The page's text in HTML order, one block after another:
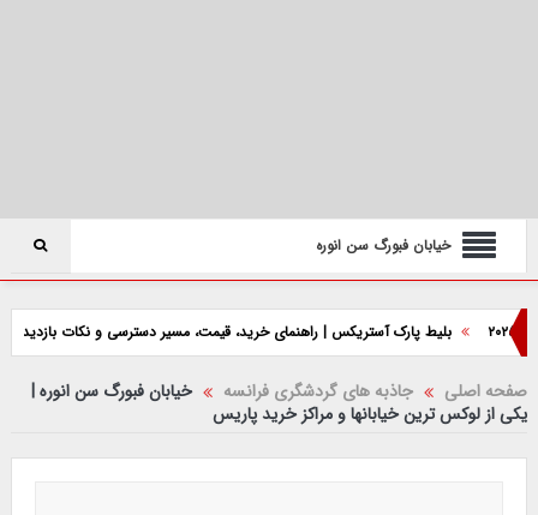
خیابان فبورگ سن انوره
بلیط پارک آستریکس | راهنمای خرید، قیمت، مسیر دسترسی و نکات بازدید
صفحه اصلی جاذبه های گردشگری فرانسه
خیابان فبورگ سن انوره |
یکی از لوکس ترین خیابانها و مراکز خرید پاریس